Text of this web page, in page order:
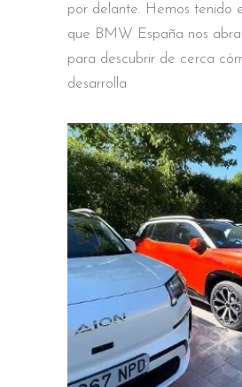
por delante. Hemos tenido
que BMW España nos abra
para descubrir de cerca
desarrolla